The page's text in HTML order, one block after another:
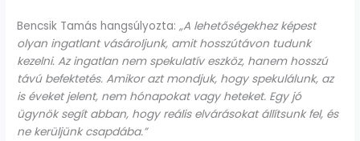
Bencsik Tamás hangsúlyozta:„A lehetőségekhez képest
olyan ingatlant vásároljunk, amit hosszútávon tudunk
kezelni. Az ingatlan nem spekulatív eszköz, hanem hosszú
távú befektetés. Amikor azt mondjuk, hogy spekulálunk, az
is éveket jelent, nem hónapokat vagy heteket. Egy jó
ügynök segít abban, hogy reális elvárásokat állítsunk fel, és
ne kerüljünk csapdába.”